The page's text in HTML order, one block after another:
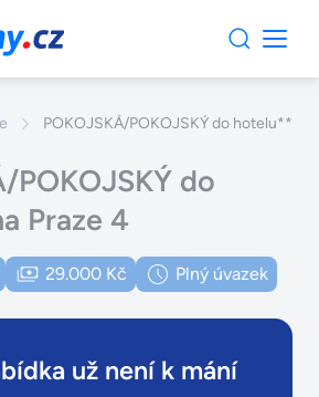
POKOJSKÁ/POKOJSKÝ do hotelu***
POKOJSKÝ do
Praze 4
29.000 Kč Plný úvazek
už není k mání